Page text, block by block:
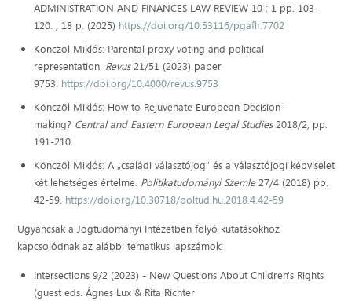
ADMINISTRATION AND FINANCES LAW REVIEW 10 : 1 pp. 103-
120. , 18 p. (2025) https://doi.org/10.53116/pgaflr.7702
Könczöl Miklós: Parental proxy voting and political
representation. Revus21/51 (2023) paper
9753. https://doi.org/10.4000/revus.9753
Könczöl Miklós: How to Rejuvenate European Decision-
making? Central and Eastern European Legal Studies2018/2, pp.
191-210.
Könczöl Miklós: A „családi választójog” és a választójogi képviselet
két lehetséges értelme. Politikatudományi Szemle27/4 (2018) pp.
42-59. https://doi.org/10.30718/poltud.hu.2018.4.42-59
Ugyancsak a Jogtudományi Intézetben folyó kutatásokhoz
kapcsolódnak az alábbi tematikus lapszámok:
Intersections 9/2 (2023) - New Questions About Children's Rights
(guest eds. Ágnes Lux & Rita Richter